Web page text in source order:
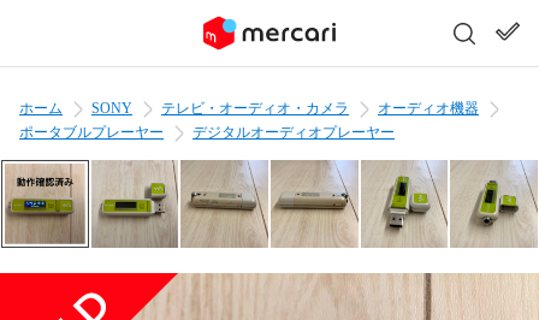
ホーム SONY テレビ・オーディオ・カメラ
オーディオ機器
ポータブルプレーヤー
デジタルオーディオプレーヤー